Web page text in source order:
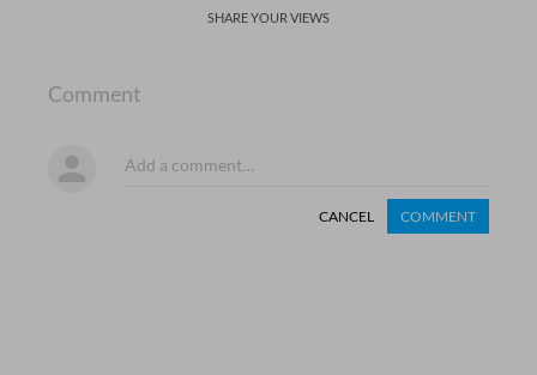
SHARE YOUR VIEWS
Comment
CANCEL COMMENT